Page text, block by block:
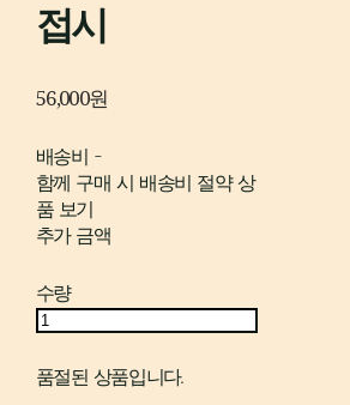
접시
56,000원
배송비 -
함께 구매 시 배송비 절약 상
품 보기
추가 금액
수량
품절된 상품입니다.